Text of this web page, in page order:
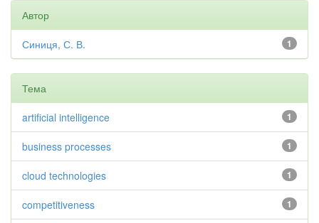
Автор
1
Синиця, С. В.
Тема
1
artificial intelligence
1
business processes
1
cloud technologies
1
competitiveness